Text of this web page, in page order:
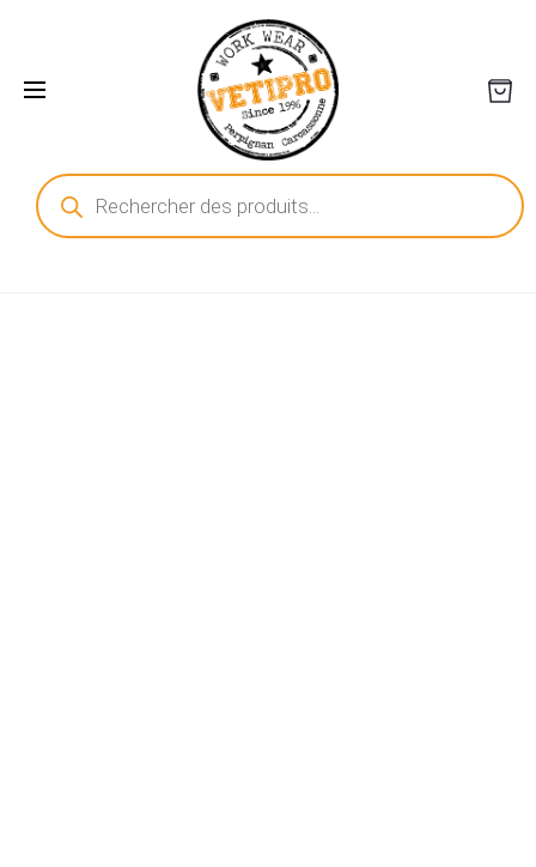
Recherche
de
produits